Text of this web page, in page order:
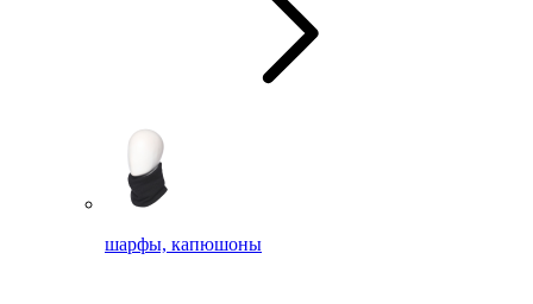
шарфы, капюшоны